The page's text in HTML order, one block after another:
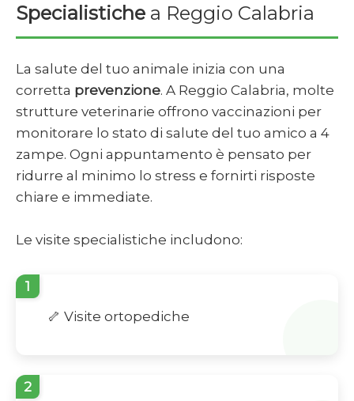
Specialistiche a Reggio Calabria
La salute del tuo animale inizia con una
corretta prevenzione. A Reggio Calabria, molte
strutture veterinarie offrono vaccinazioni per
monitorare lo stato di salute del tuo amico a 4
zampe. Ogni appuntamento è pensato per
ridurre al minimo lo stress e fornirti risposte
chiare e immediate.
Le visite specialistiche includono:
1
🦴 Visite ortopediche
2